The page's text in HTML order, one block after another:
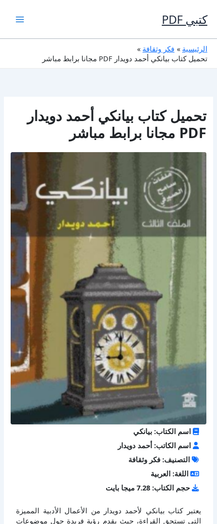
إلى
المحتوى
كتبي PDF
الرئيسية
فكر وثقافة
تحميل كتاب بيانكي أحمد دويدار PDF مجانا برابط مباشر
تحميل كتاب بيانكي أحمد دويدار
PDF مجانا برابط مباشر
اسم الكتاب: بيانكي
اسم الكاتب: أحمد دويدار
التصنيف: فكر وثقافة
اللغة: العربية
حجم الكتاب: 7.28 ميجا بايت
يعتبر كتاب بيانكي لأحمد دويدار من الأعمال الأدبية المميزة
التي تستحق القراءة، حيث يقدم رؤية فريدة حول موضوعات